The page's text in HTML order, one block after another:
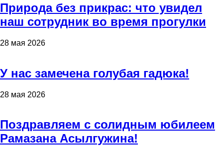
Природа без прикрас: что увидел
наш сотрудник во время прогулки
28 мая 2026
У нас замечена голубая гадюка!
28 мая 2026
Поздравляем с солидным юбилеем
Рамазана Асылгужина!